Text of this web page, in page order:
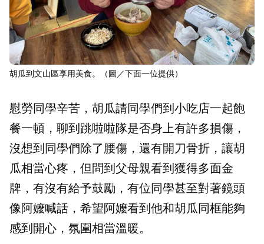
胡瓜到文山區享用美食。（圖／下面一位提供）
慰勞同學辛苦，胡瓜請同學們到小吃店一起飽
餐一頓，聊到跳啦啦隊是否身上有許多損傷，
沒想到同學們除了腰傷，還有開刀骨折，讓胡
瓜相當心疼，但問到父母親看到獲得多面金
牌，有沒有給予鼓勵，有位同學甚至對著鏡頭
像阿嬤喊話，希望阿嬤看到他和胡瓜同框能夠
感到開心，氛圍相當溫暖。